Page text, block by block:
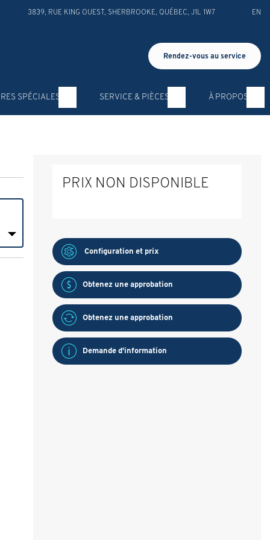
3839, RUE KING OUEST SHERBROOKE QUÉBEC J1L 1W7 EN
Rendez-vous au service
SPÉCIALES SERVICE & PIÈCES À PROPOS
PRIX NON DISPONIBLE
Configuration et prix
Obtenez une approbation
Obtenez une approbation
Demande d'information